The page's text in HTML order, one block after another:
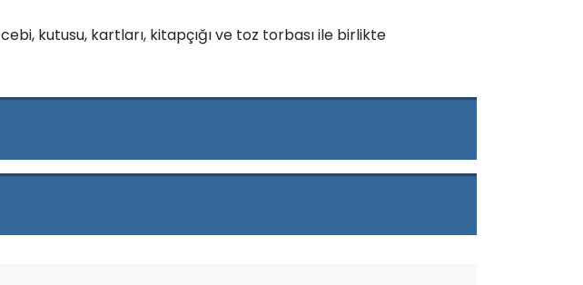
kutusu, kartları, kitapçığı ve toz torbası ile birlikte